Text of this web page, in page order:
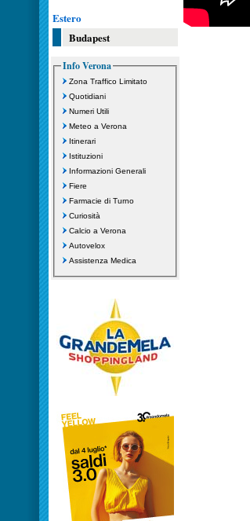
Estero
Budapest
Info Verona
Zona Traffico Limitato
Quotidiani
Numeri Utili
Meteo a Verona
Itinerari
Istituzioni
Informazioni Generali
Fiere
Farmacie di Turno
Curiosità
Calcio a Verona
Autovelox
Assistenza Medica